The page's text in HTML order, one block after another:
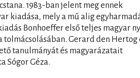
1983-ban jelent meg ennek
kiadása, mely a mű alig
Bonhoeffer első teljes magyar
tolmácsolásában. Gerard den Hertog
tanulmányát és magyarázatait
Sógor Géza.